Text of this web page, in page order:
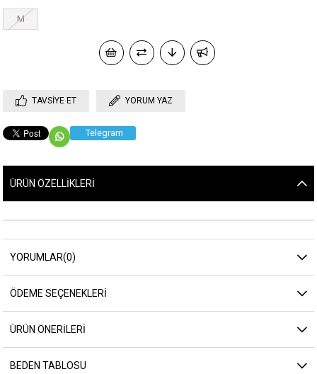
M
TAVSIYE ET YORUM YAZ
Telegram
ÜRÜN ÖZELLIKLERI
YORUMLAR(0)
ÖDEME SEÇENEKLERI
ÜRÜN ÖNERILERI
BEDEN TABLOSU